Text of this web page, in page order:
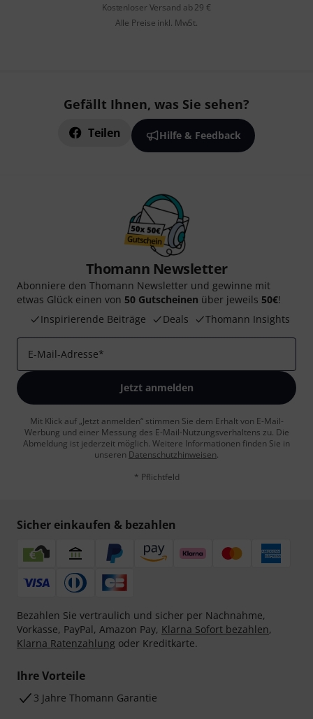
Kostenloser Versand ab 29 €
Alle Preise inkl. MwSt.
Gefällt Ihnen, was Sie sehen?
Teilen Hilfe & Feedback
Thomann Newsletter
Abonniere den Thomann Newsletter und gewinne mit
etwas Glück einen von 50 Gutscheinen über jeweils 50€!
Inspirierende Beiträge
Deals Thomann Insights
E-Mail-Adresse*
Jetzt anmelden
Mit Klick auf „Jetzt anmelden“ stimmen Sie dem Erhalt von E-Mail-
Werbung und einer Messung des E-Mail-Nutzungsverhaltens zu. Die
Abmeldung ist jederzeit möglich. Weitere Informationen finden Sie in
unseren Datenschutzhinweisen.
* Pflichtfeld
Sicher einkaufen & bezahlen
Bezahlen Sie vertraulich und sicher per Nachnahme,
Vorkasse, PayPal, Amazon Pay, Klarna Sofort bezahlen,
Klarna Ratenzahlung oder Kreditkarte.
Ihre Vorteile
3 Jahre Thomann Garantie